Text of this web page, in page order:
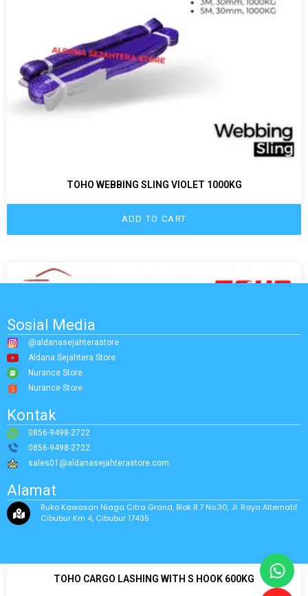
TOHO WEBBING SLING VIOLET 1000KG
ADD TO CART
TOHO CARGO LASHING WITH S HOOK 600KG
Sosial Media
@aldanasejahterastore
Aldana Sejahtera Store
Nurance Store
Nurance Store
Kontak
0856-9498-2722
0856-9498-2722
sales01@aldanasejahterastore.com
Alamat
Ruko Kawasan Niaga Citra Grand, Blok R.7 No.30, Jl. Raya Alternatif
Cibubur Km 4, Cibubur 17435